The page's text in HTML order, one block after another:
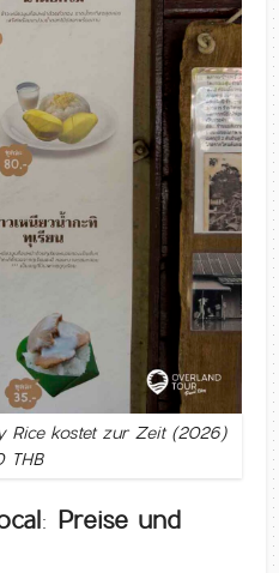
Rice kostet zur Zeit (2026)
THB
Preise und